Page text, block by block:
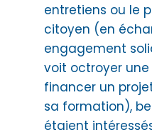
entretiens ou le
citoyen (en
engagement
voit octroyer
financer un
sa formation),
étaient